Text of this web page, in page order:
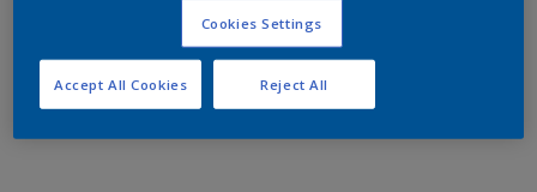
Cookies Settings
Reject All
Accept All Cookies